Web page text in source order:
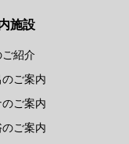
施設
紹介
ご案内
ご案内
ご案内